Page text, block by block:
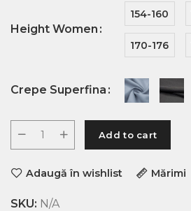
Height Women
154-160
170-176
Crepe Superfina
Add to cart
Adaugă în wishlist Mărimi
SKU: N/A